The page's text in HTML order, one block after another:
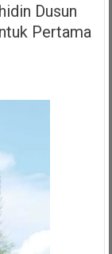
Dusun
Pertama